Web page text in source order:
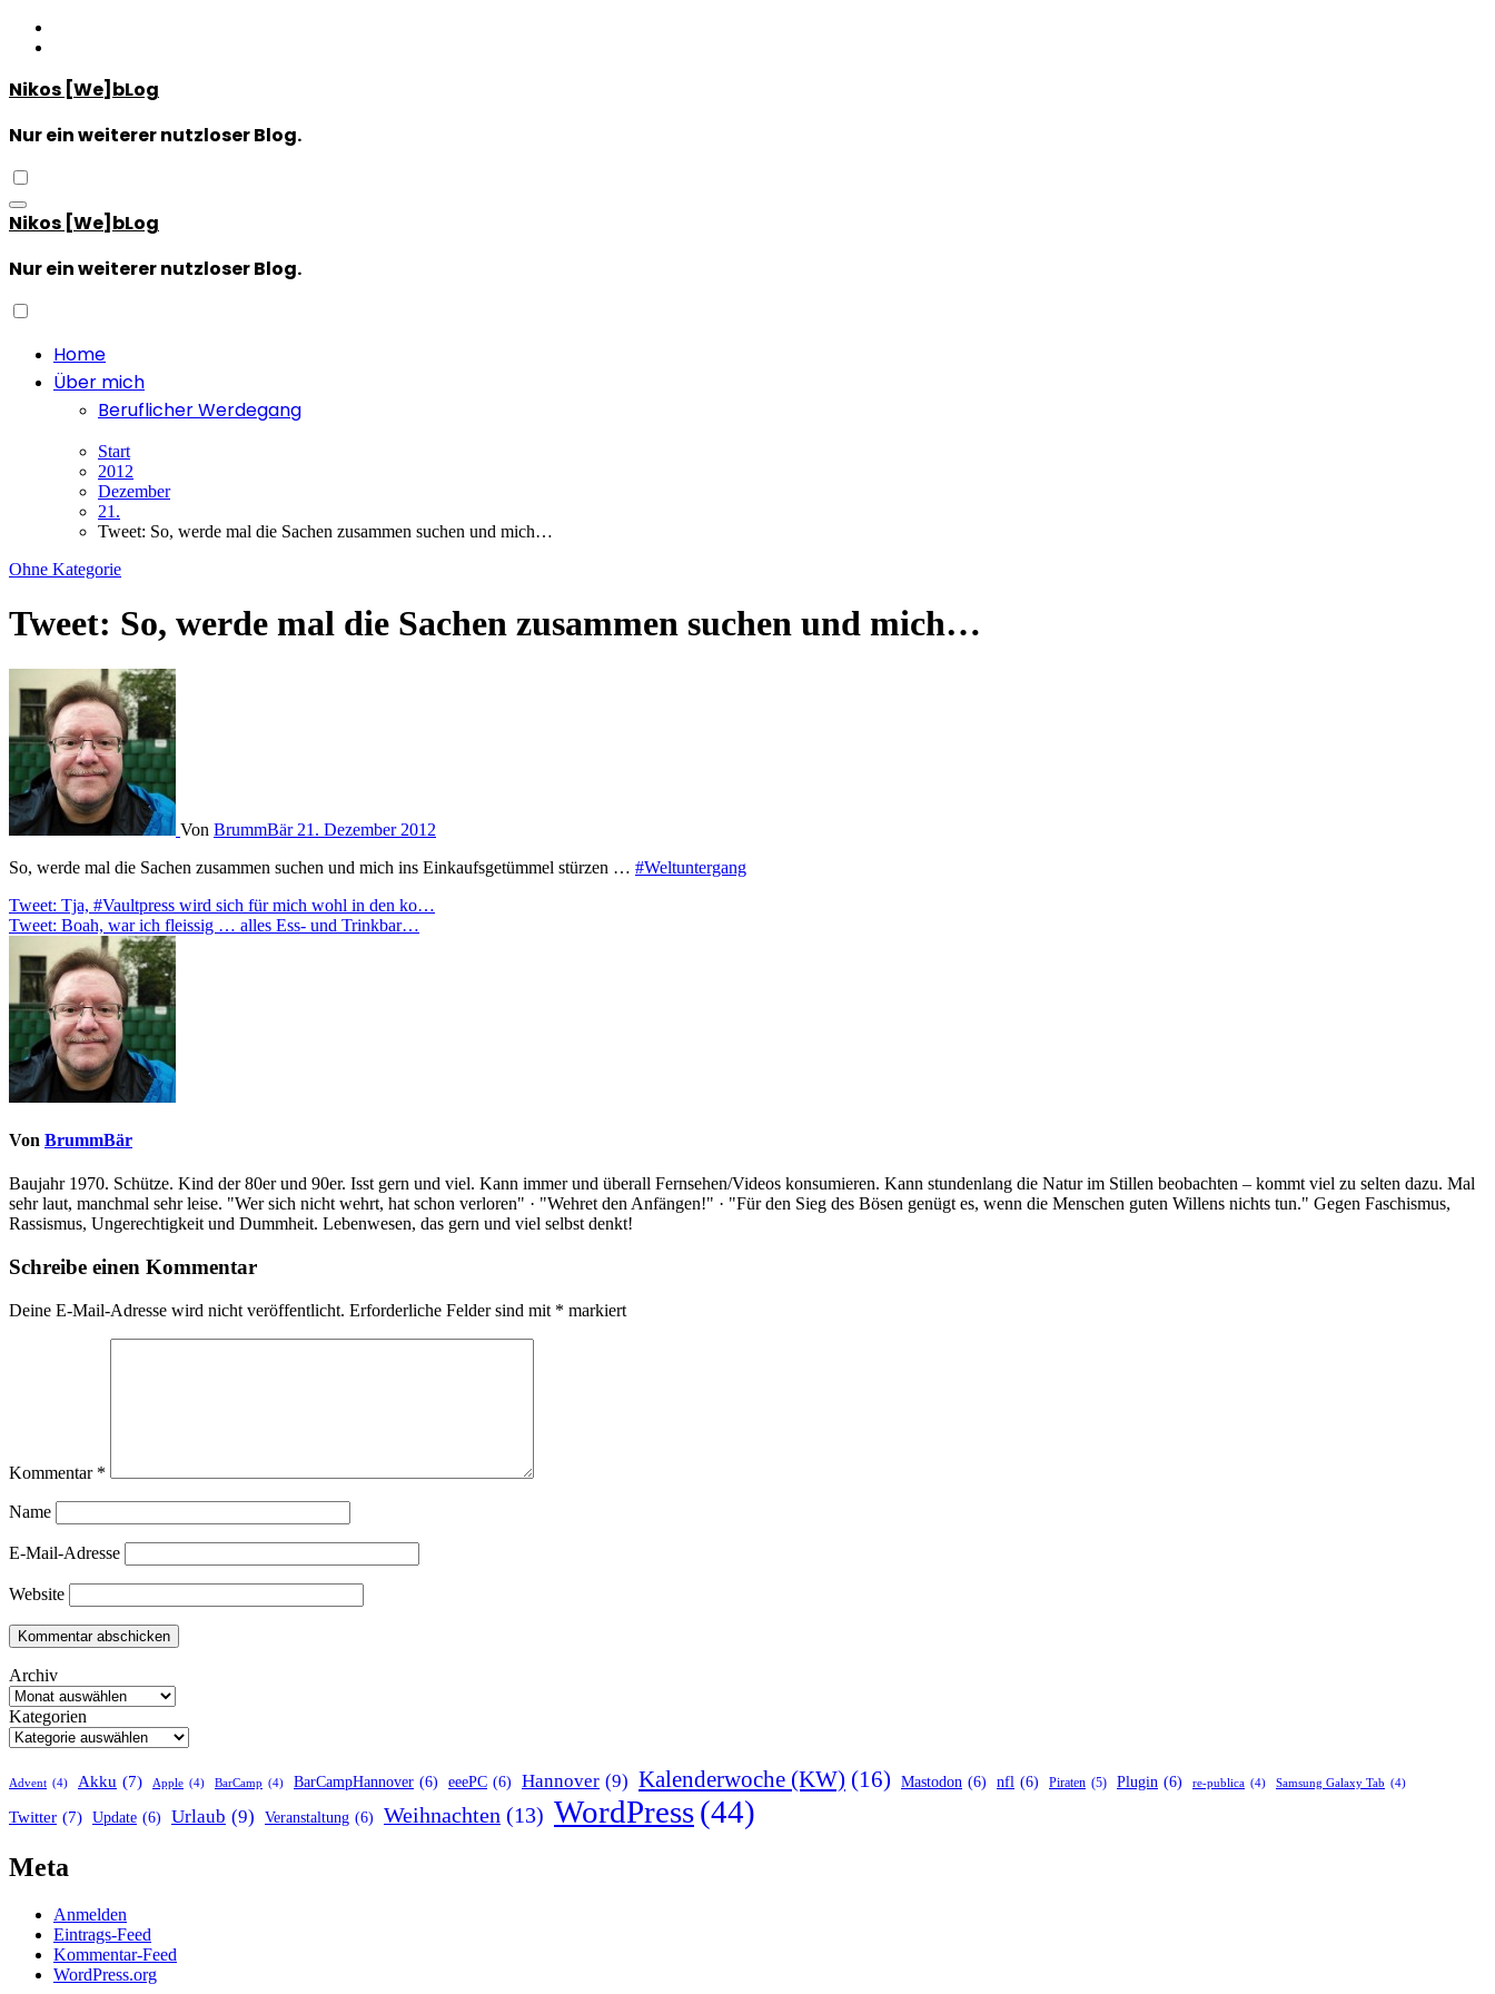
Zum
Inhalt
Nikos [We]bLog
Nur ein weiterer nutzloser Blog.
Nikos [We]bLog
Nur ein weiterer nutzloser Blog.
Home
Über mich
Beruflicher Werdegang
Start
2012
Dezember
21.
Tweet: So, werde mal die Sachen zusammen suchen und mich…
Ohne Kategorie
Tweet: So, werde mal die Sachen zusammen suchen und mich…
Von BrummBär 21. Dezember 2012
So, werde mal die Sachen zusammen suchen und mich ins Einkaufsgetümmel stürzen … #Weltuntergang
Beitragsnavigation
Tweet: Tja, #Vaultpress wird sich für mich wohl in den ko…
Tweet: Boah, war ich fleissig … alles Ess- und Trinkbar…
Von BrummBär
Baujahr 1970. Schütze. Kind der 80er und 90er. Isst gern und viel. Kann immer und überall Fernsehen/Videos konsumieren. Kann stundenlang die Natur im Stillen beobachten – kommt viel zu selten dazu. Mal
sehr laut, manchmal sehr leise. "Wer sich nicht wehrt, hat schon verloren" · "Wehret den Anfängen!" · "Für den Sieg des Bösen genügt es, wenn die Menschen guten Willens nichts tun." Gegen Faschismus,
Rassismus, Ungerechtigkeit und Dummheit. Lebenwesen, das gern und viel selbst denkt!
Schreibe einen Kommentar
Deine E-Mail-Adresse wird nicht veröffentlicht. Erforderliche Felder sind mit * markiert
Kommentar *
Name
E-Mail-Adresse
Website
Archiv
Kategorien
Advent (4) Akku (7) Apple (4) BarCamp (4) BarCampHannover (6) eeePC (6) Hannover (9) Kalenderwoche (KW) (16) Mastodon (6) nfl (6) Piraten (5) Plugin (6) re-publica (4) Samsung Galaxy Tab (4)
Twitter (7) Update (6) Urlaub (9) Veranstaltung (6) Weihnachten (13) WordPress(44)
Meta
Anmelden
Eintrags-Feed
Kommentar-Feed
WordPress.org